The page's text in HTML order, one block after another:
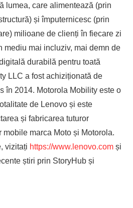
lumea, care alimentează (prin
și împuternicesc (prin
milioane de clienți în fiecare zi
mediu mai incluziv, mai demn de
durabilă pentru toată
LLC a fost achiziționată de
în 2014. Motorola Mobility este o
de Lenovo și este
și fabricarea tuturor
marca Moto și Motorola.
vizitați https://www.lenovo.com și
știri prin StoryHub și